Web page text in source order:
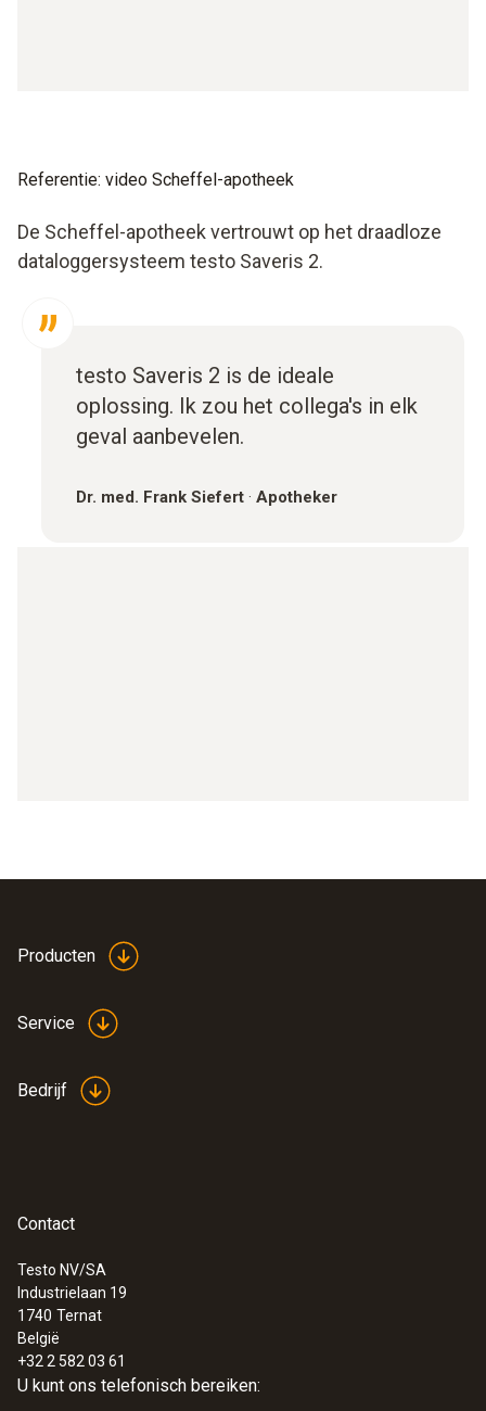
Referentie: video Scheffel-apotheek
De Scheffel-apotheek vertrouwt op het draadloze
dataloggersysteem testo Saveris 2.
testo Saveris 2 is de ideale
oplossing. Ik zou het collega's in elk
geval aanbevelen.
Dr. med. Frank Siefert · Apotheker
Producten
Service
Bedrijf
Contact
Testo NV/SA
Industrielaan 19
1740 Ternat
België
+32 2 582 03 61
U kunt ons telefonisch bereiken: